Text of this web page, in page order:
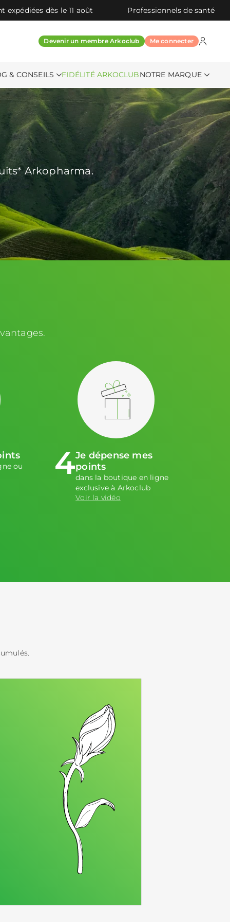
dès le 11 août Professionnels de santé
Devenir un membre Arkoclub Me connecter
& CONSEILS FIDÉLITÉ ARKOCLUBNOTRE MARQUE
Arkopharma.​
ou
4Je dépense mes
points
dans la boutique en ligne
exclusive à Arkoclub
Voir la vidéo